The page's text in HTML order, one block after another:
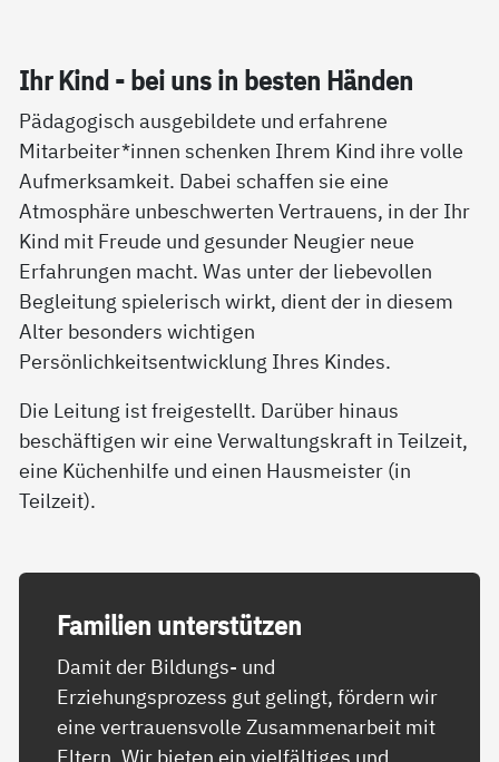
Ihr Kind - bei uns in bes­ten Hän­den
Pädagogisch ausgebildete und erfahrene
Mitarbeiter*innen schenken Ihrem Kind ihre volle
Aufmerksamkeit. Dabei schaffen sie eine
Atmosphäre unbeschwerten Vertrauens, in der Ihr
Kind mit Freude und gesunder Neugier neue
Erfahrungen macht. Was unter der liebevollen
Begleitung spielerisch wirkt, dient der in diesem
Alter besonders wichtigen
Persönlichkeitsentwicklung Ihres Kindes.
Die Leitung ist freigestellt. Darüber hinaus
beschäftigen wir eine Verwaltungskraft in Teilzeit,
eine Küchenhilfe und einen Hausmeister (in
Teilzeit).
Fa­mi­li­en un­ter­stüt­zen
Damit der Bildungs- und
Erziehungsprozess gut gelingt, fördern wir
eine vertrauensvolle Zusammenarbeit mit
Eltern. Wir bieten ein vielfältiges und